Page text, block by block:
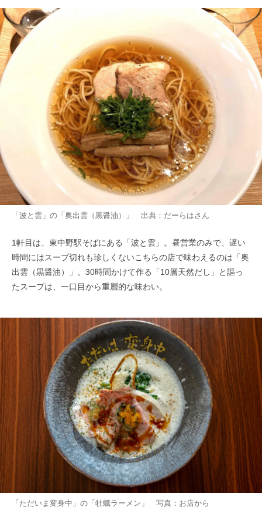
「波と雲」の「奥出雲（黒醤油）」 出典：だーらはさん
1軒目は、東中野駅そばにある「波と雲」。昼営業のみで、遅い
時間にはスープ切れも珍しくないこちらの店で味わえるのは「奥
出雲（黒醤油）」。30時間かけて作る「10層天然だし」と謳っ
たスープは、一口目から重層的な味わい。
「ただいま変身中」の「牡蠣ラーメン」 写真：お店から